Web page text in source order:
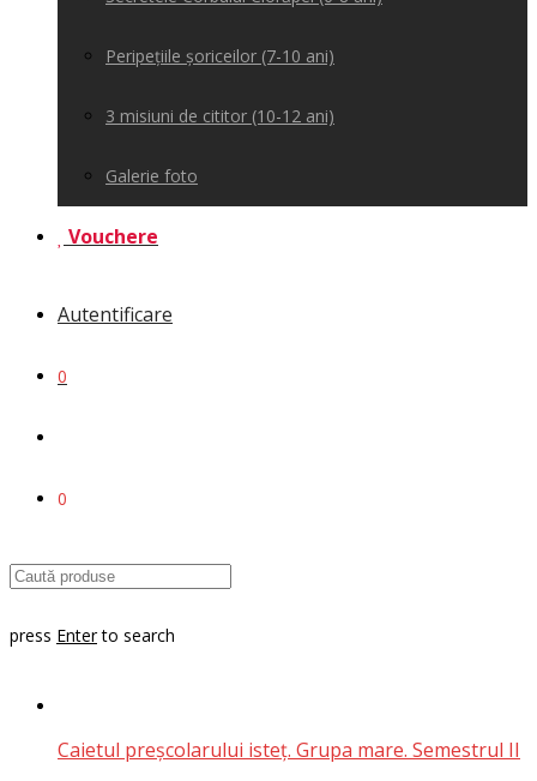
Peripețiile șoriceilor (7-10 ani)
3 misiuni de cititor (10-12 ani)
Galerie foto
Vouchere
Autentificare
0
0
press Enterto search
Caietul preşcolarului isteț. Grupa mare. Semestrul II